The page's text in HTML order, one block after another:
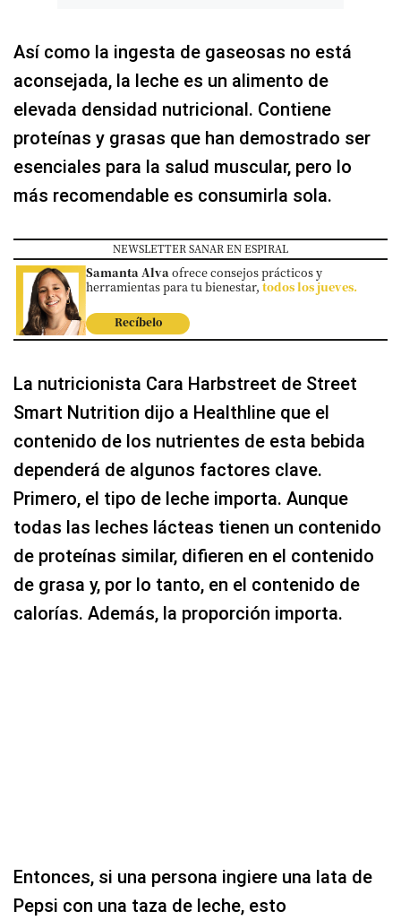
Así como la ingesta de gaseosas no está
aconsejada, la leche es un alimento de
elevada densidad nutricional. Contiene
proteínas y grasas que han demostrado ser
esenciales para la salud muscular, pero lo
más recomendable es consumirla sola.
NEWSLETTER SANAR EN ESPIRAL
Samanta Alva ofrece consejos prácticos y
herramientas para tu bienestar,todos los jueves.
Recíbelo
La nutricionista Cara Harbstreet de Street
Smart Nutrition dijo a Healthline que el
contenido de los nutrientes de esta bebida
dependerá de algunos factores clave.
Primero, el tipo de leche importa. Aunque
todas las leches lácteas tienen un contenido
de proteínas similar, difieren en el contenido
de grasa y, por lo tanto, en el contenido de
calorías. Además, la proporción importa.
Entonces, si una persona ingiere una lata de
Pepsi con una taza de leche, esto